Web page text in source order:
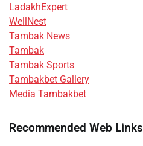
LadakhExpert
WellNest
Tambak News
Tambak
Tambak Sports
Tambakbet Gallery
Media Tambakbet
Recommended Web Links